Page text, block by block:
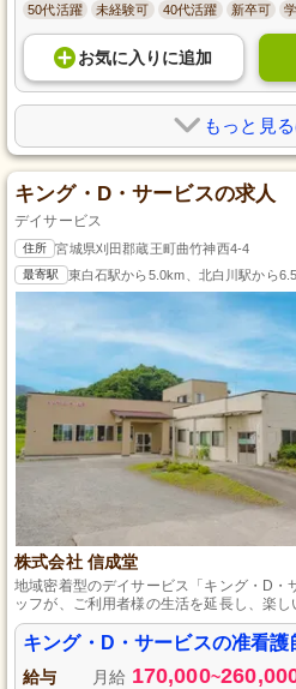
50代活躍 未経験可 40代活躍 新卒可
お気に入り に追加
もっと見る
キング・D・サービスの求人
デイサービス
住所 宮城県刈田郡蔵王町曲竹神西4-4
最寄駅 東白石駅から5.0km、北白川駅から
株式会社 信成堂
地域密着型のデイサービス「キング・D・
ッフが、ご利用者様の生活を延長し、楽
明るく、和気あいあいとした雰囲気で、
らに社会保険完備や住宅・家族手当の支
験のない方も、准看護師の資格さえあれ
キング・D・サービスの准看護
給与 月給 170,000~